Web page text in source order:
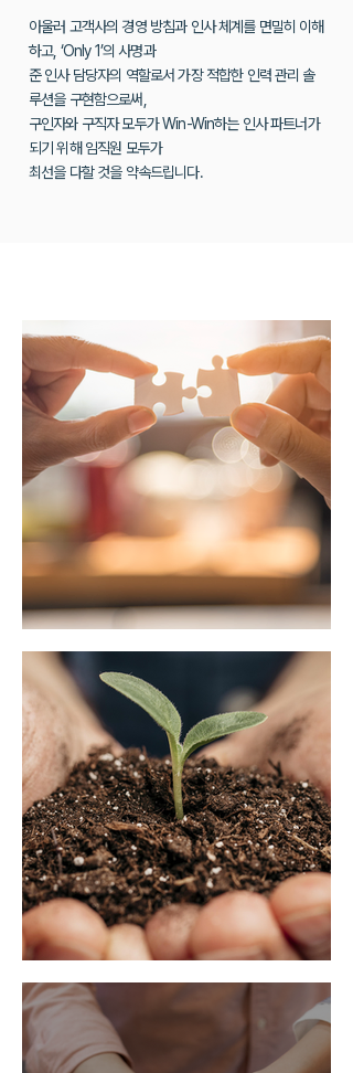
아울러 고객사의 경영 방침과 인사 체계를 면밀히 이해
하고, ‘Only 1’의 사명과
준 인사 담당자의 역할로서 가장 적합한 인력 관리 솔
루션을 구현함으로써,
구인자와 구직자 모두가 Win-Win하는 인사 파트너가
되기 위해 임직원 모두가
최선을 다할 것을 약속드립니다.